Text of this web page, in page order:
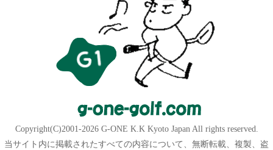
Copyright(C)2001-2026 G-ONE K.K Kyoto Japan All rights reserved.
当サイト内に掲載されたすべての内容について、無断転載、複製、盗